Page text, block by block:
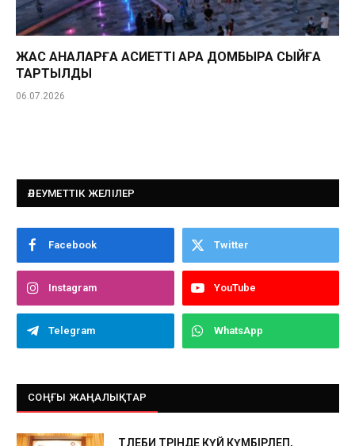
ЖАС АНАЛАРҒА ҚАСИЕТТІ ҚАРА ДОМБЫРА СЫЙҒА
ТАРТЫЛДЫ
06.07.2026
ӘЛЕУМЕТТІК ЖЕЛІЛЕР
Facebook Twitter
Instagram YouTube
Telegram WhatsApp
СОҢҒЫ ЖАҢАЛЫҚТАР
ТӨЛЕБИ ТӨРІНДЕ КҮЙ КҮМБІРЛЕП,